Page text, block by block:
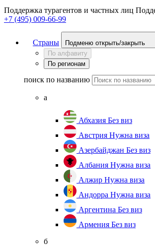
Поддержка турагентов и частных лиц
+7 (495) 009-66-99
Страны
Подменю открыть/закрыть
По алфавиту
По регионам
поиск по названию
а
Абхазия Без виз
Австрия Нужна виза
Азербайджан Без виз
Албания Нужна виза
Алжир Нужна виза
Андорра Нужна виза
Аргентина Без виз
Армения Без виз
б